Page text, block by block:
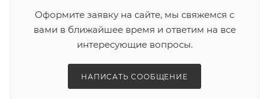
Оформите заявку на сайте, мы свяжемся с
вами в ближайшее время и ответим на все
интересующие вопросы.
НАПИСАТЬ СООБЩЕНИЕ